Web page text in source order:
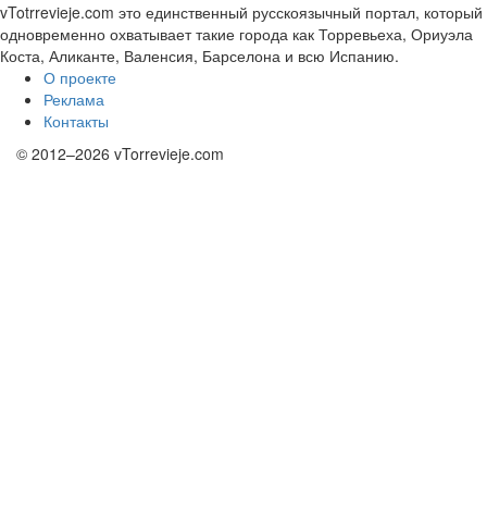
vTotrrevieje.com это единственный русскоязычный портал, который
одновременно охватывает такие города как Торревьеха, Ориуэла
Коста, Аликанте, Валенсия, Барселона и всю Испанию.
О проекте
Реклама
Контакты
© 2012–2026 vTorrevieje.com